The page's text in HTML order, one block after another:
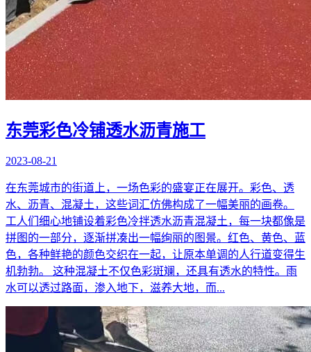
东莞彩色冷铺透水沥青施工
2023-08-21
在东莞城市的街道上，一场色彩的盛宴正在展开。彩色、透
水、沥青、混凝土，这些词汇仿佛构成了一幅美丽的画卷。
工人们细心地铺设着彩色冷拌透水沥青混凝土，每一块都像是
拼图的一部分，逐渐拼凑出一幅绚丽的图景。红色、黄色、蓝
色，各种鲜艳的颜色交织在一起，让原本单调的人行道变得生
机勃勃。 这种混凝土不仅色彩斑斓，还具有透水的特性。雨
水可以透过路面，渗入地下，滋养大地，而...